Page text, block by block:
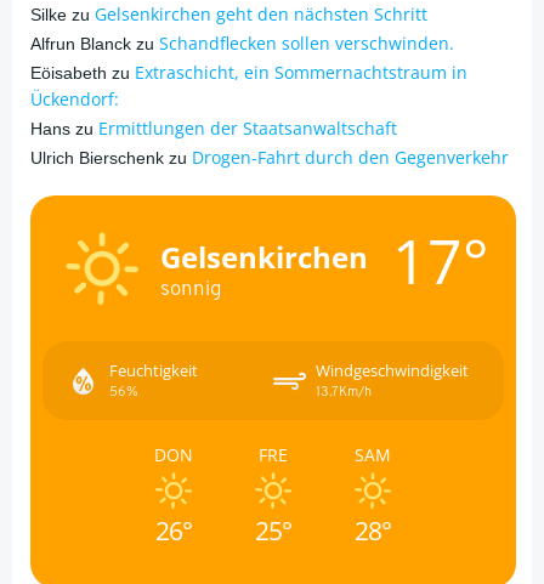
Silke zu Gelsenkirchen geht den nächsten Schritt
Alfrun Blanck zu Schandflecken sollen verschwinden.
Eöisabeth zu Extraschicht, ein Sommernachtstraum in
Ückendorf:
Hans zu Ermittlungen der Staatsanwaltschaft
Ulrich Bierschenk zu Drogen-Fahrt durch den Gegenverkehr
Gelsenkirchen
sonnig 17°
Feuchtigkeit
56%
Windgeschwindigkeit
13.7Km/h
DON
26°
FRE
25°
SAM
28°